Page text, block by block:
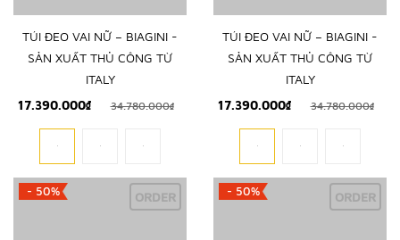
TÚI ĐEO VAI NỮ – BIAGINI -
SẢN XUẤT THỦ CÔNG TỪ
ITALY
17.390.000₫
34.780.000₫
TÚI ĐEO VAI NỮ – BIAGINI -
SẢN XUẤT THỦ CÔNG TỪ
ITALY
17.390.000₫
34.780.000₫
- 50% ORDER - 50% ORDER